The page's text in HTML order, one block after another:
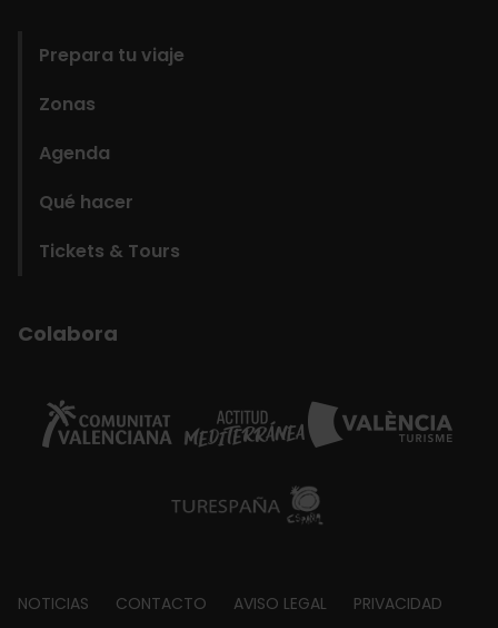
Prepara tu viaje
Zonas
Agenda
Qué hacer
Tickets & Tours
Colabora
Footer
NOTICIAS CONTACTO AVISO LEGAL PRIVACIDAD